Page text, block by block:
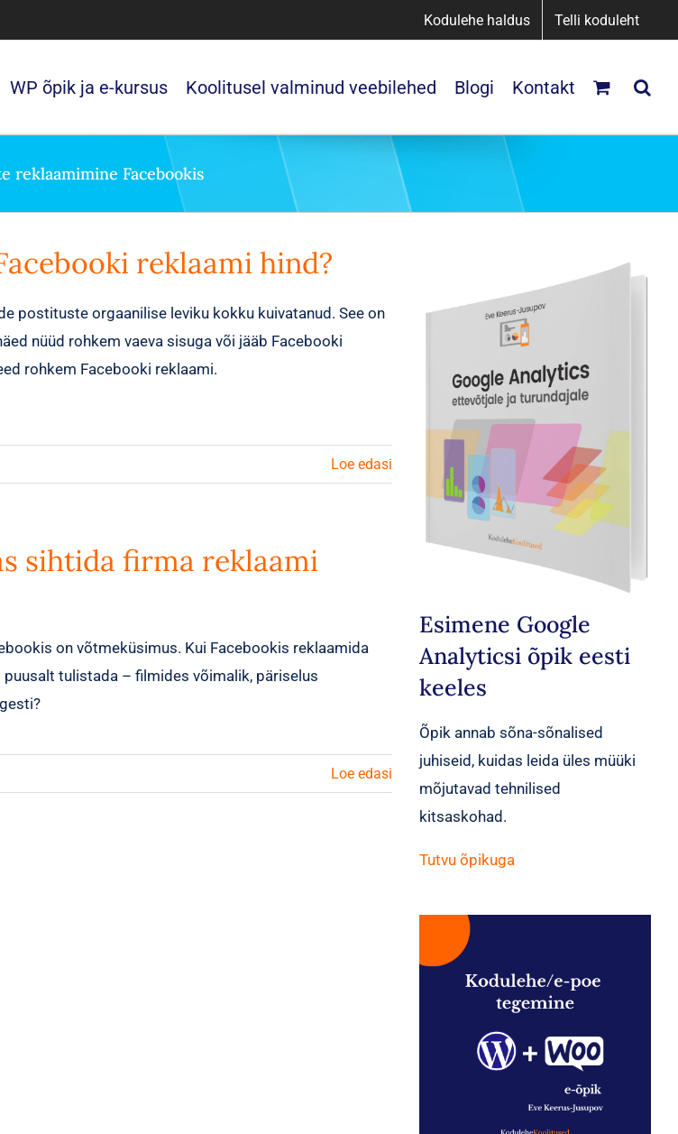
Kodulehe haldus Telli koduleht
WP õpik ja e-kursus Koolitusel valminud veebilehed Blogi Kontakt
reklaamimine Facebookis
reklaami hind?
postituste orgaanilise leviku kokku kuivatanud. See on
nüüd rohkem vaeva sisuga või jääb Facebooki
rohkem Facebooki reklaami.
Loe edasi
sihtida firma reklaami
on võtmeküsimus. Kui Facebookis reklaamida
puusalt tulistada – filmides võimalik, päriselus
Loe edasi
Esimene Google
Analyticsi õpik eesti
keeles
Õpik annab sõna-sõnalised
juhiseid, kuidas leida üles müüki
mõjutavad tehnilised
kitsaskohad.
Tutvu õpikuga